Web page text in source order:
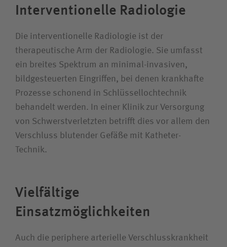
Patientin / Patient
Besucherin / Besucher
Unfallversicherungsträger
Zuweiserin / Zuweiser
Journalistin / Journalist
Interventionelle Radiologie
Die interventionelle Radiologie ist der
therapeutische Arm der Radiologie. Sie umfasst
ein breites Spektrum an minimal-invasiven,
bildgesteuerten Eingriffen, bei denen krankhafte
Prozesse schonend in Schlüssel­lochtechnik
behandelt werden. In einer Klinik zur Versorgung
von Schwerst­verletzten betrifft dies vor allem den
Verschluss blutender Gefäße mit Katheter-
Technik.
Vielfältige
Einsatzmöglichkeiten
Auch die periphere arterielle Verschluss­krankheit